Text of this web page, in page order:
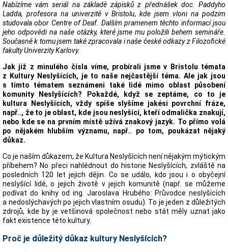
Nabízíme vám seriál na základě zápisků z přednášek doc. Paddyho
Ladda, profesora na univerzitě v Bristolu, kde jsem vloni na podzim
studovala obor Centre of Deaf. Dalším pramenem těchto informací jsou
jeho odpovědi na naše otázky, které jsme mu položili behem semináře.
Současně k tomu jsem také zpracovala i naše české odkazy z Filozofické
fakulty Univerzity Karlovy.
Jak již z minulého čísla víme, probírali jsme v Bristolu témata
z Kultury Neslyšících, je to naše nejčastější téma. Ale jak jsou
s tímto tématem seznámeni také lidé mimo oblast působení
komunity Neslyšících? Pokaždé, když se zeptáme, co to je
kultura Neslyšících, vždy spíše slyšíme jakési povrchní fráze,
např.., že to je oblast, kde jsou neslyšící, kteří odmalička znakují,
nebo kde se na prvním místě užívá znakový jazyk. To přímo volá
po nějakém hlubším významu, např.. po tom, poukázat nějaký
důkaz.
Co je naším důkazem, že Kultura Neslyšících není nějakým mýtickým
příbehem? No přeci nahlédnout do historie Neslyšících, zvláště na
posledních 120 let jejich dějin. Co se událo, kdo jsou i o obyčejní
neslyšící lidé, o jejich životě v jejich komunitě (např. se můžeme
podívat do knihy od ing. Jaroslava Hrubého: Průvodce neslyšících
a nedoslýchavých po jejich vlastním osudu). To je jeden z důležitých
zdrojů, kde by je vetšinová společnost nebo stát měly uznat jako
fakt existence této kultury.
Proč je důležitý důkaz kultury Neslyšících?